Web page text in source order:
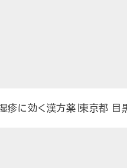
疹に効く漢方薬∣東京都 目